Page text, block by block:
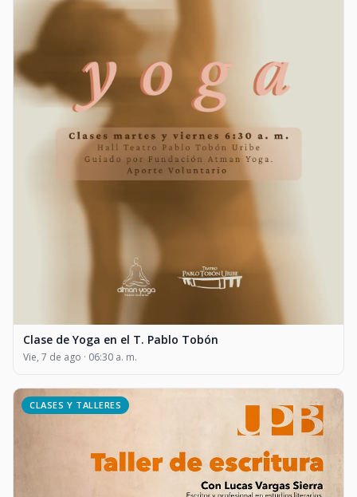
Clase de Yoga en el T. Pablo Tobón
Vie, 7 de ago · 06:30 a. m.
CLASES Y TALLERES